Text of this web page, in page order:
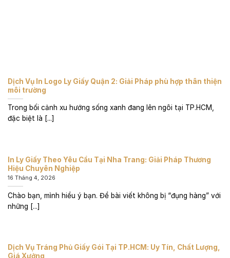
Dịch Vụ In Logo Ly Giấy Quận 2: Giải Pháp phù hợp thân thiện
môi trường
Trong bối cảnh xu hướng sống xanh đang lên ngôi tại TP.HCM,
đặc biệt là [...]
In Ly Giấy Theo Yêu Cầu Tại Nha Trang: Giải Pháp Thương
Hiệu Chuyên Nghiệp
16 Tháng 4, 2026
Chào bạn, mình hiểu ý bạn. Để bài viết không bị “đụng hàng” với
những [...]
Dịch Vụ Tráng Phủ Giấy Gói Tại TP.HCM: Uy Tín, Chất Lượng,
Giá Xưởng